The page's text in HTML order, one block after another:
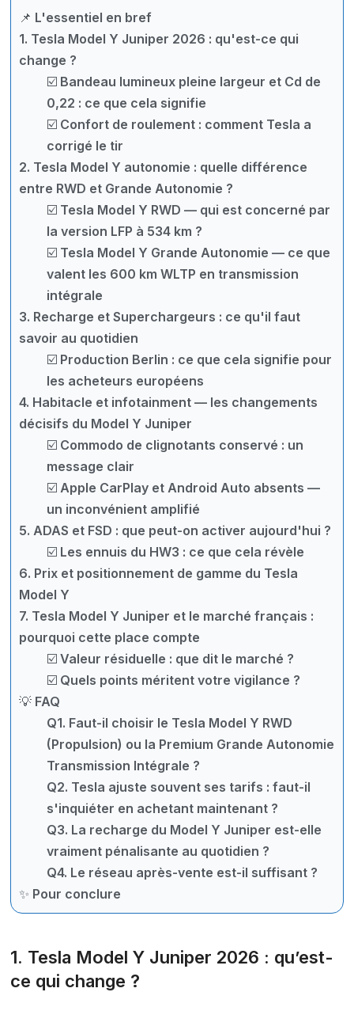
📌 L'essentiel en bref
1. Tesla Model Y Juniper 2026 : qu'est-ce qui
change ?
☑️ Bandeau lumineux pleine largeur et Cd de
0,22 : ce que cela signifie
☑️ Confort de roulement : comment Tesla a
corrigé le tir
2. Tesla Model Y autonomie : quelle différence
entre RWD et Grande Autonomie ?
☑️ Tesla Model Y RWD — qui est concerné par
la version LFP à 534 km ?
☑️ Tesla Model Y Grande Autonomie — ce que
valent les 600 km WLTP en transmission
intégrale
3. Recharge et Superchargeurs : ce qu'il faut
savoir au quotidien
☑️ Production Berlin : ce que cela signifie pour
les acheteurs européens
4. Habitacle et infotainment — les changements
décisifs du Model Y Juniper
☑️ Commodo de clignotants conservé : un
message clair
☑️ Apple CarPlay et Android Auto absents —
un inconvénient amplifié
5. ADAS et FSD : que peut-on activer aujourd'hui ?
☑️ Les ennuis du HW3 : ce que cela révèle
6. Prix et positionnement de gamme du Tesla
Model Y
7. Tesla Model Y Juniper et le marché français :
pourquoi cette place compte
☑️ Valeur résiduelle : que dit le marché ?
☑️ Quels points méritent votre vigilance ?
💡 FAQ
Q1. Faut-il choisir le Tesla Model Y RWD
(Propulsion) ou la Premium Grande Autonomie
Transmission Intégrale ?
Q2. Tesla ajuste souvent ses tarifs : faut-il
s'inquiéter en achetant maintenant ?
Q3. La recharge du Model Y Juniper est-elle
vraiment pénalisante au quotidien ?
Q4. Le réseau après-vente est-il suffisant ?
✨ Pour conclure
1. Tesla Model Y Juniper 2026 : qu’est-
ce qui change ?